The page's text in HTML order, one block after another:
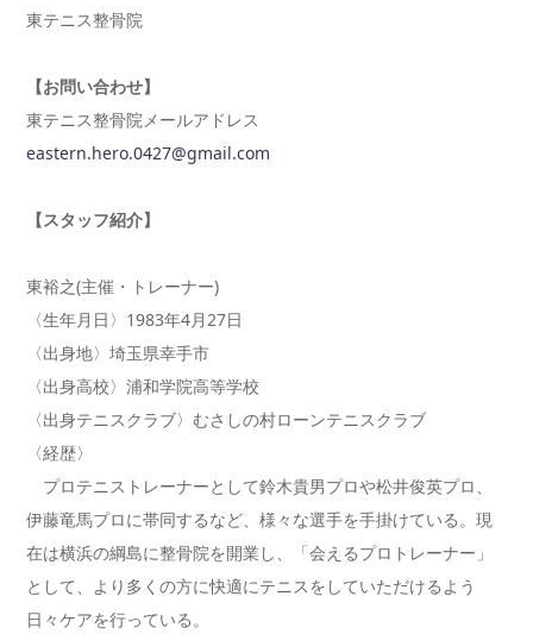
東テニス整骨院
【お問い合わせ】
東テニス整骨院メールアドレス
eastern.hero.0427@gmail.com
【スタッフ紹介】
東裕之(主催・トレーナー)
〈生年月日〉1983年4月27日
〈出身地〉埼玉県幸手市
〈出身高校〉浦和学院高等学校
〈出身テニスクラブ〉むさしの村ローンテニスクラブ
〈経歴〉
プロテニストレーナーとして鈴木貴男プロや松井俊英プロ、
伊藤竜馬プロに帯同するなど、様々な選手を手掛けている。現
在は横浜の綱島に整骨院を開業し、「会えるプロトレーナー」
として、より多くの方に快適にテニスをしていただけるよう
日々ケアを行っている。